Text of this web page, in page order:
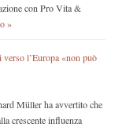
con Pro Vita &
»
l’Europa «non può
Müller ha avvertito che
crescente influenza